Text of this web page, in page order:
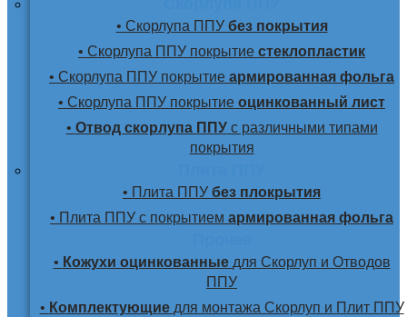
• Скорлупа ППУбез покрытия
• Скорлупа ППУ покрытие стеклопластик
• Скорлупа ППУ покрытие армированная фольга
• Скорлупа ППУ покрытие оцинкованный лист
• Отвод скорлупа ППУс различными типами
покрытия
• Плита ППУ без плокрытия
• Плита ППУ с покрытием армированная фольга
• Кожухи оцинкованные для Скорлуп и Отводов
ППУ
• Комплектующие для монтажа Скорлуп и Плит ППУ